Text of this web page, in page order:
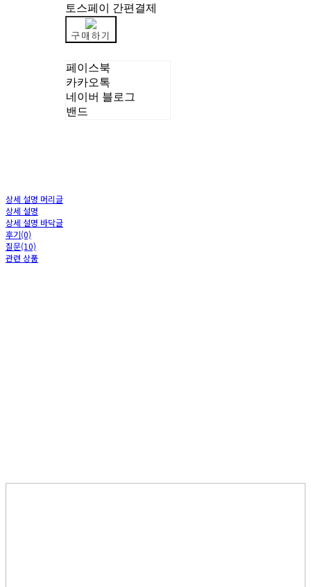
토스페이 간편결제
구매하기
페이스북
카카오톡
네이버 블로그
밴드
상세 설명 머리글
상세 설명
상세 설명 바닥글
후기(0)
질문(10)
관련 상품